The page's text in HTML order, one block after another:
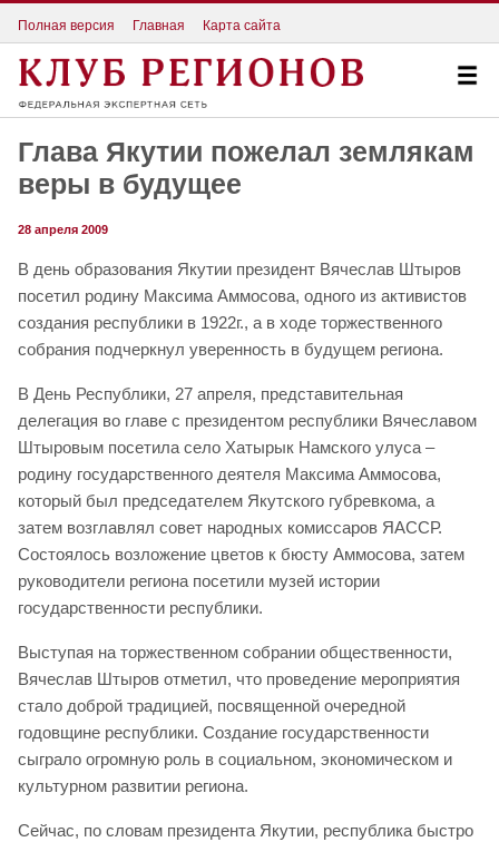
Полная версия Главная Карта сайта
Глава Якутии пожелал землякам
веры в будущее
28 апреля 2009
В день образования Якутии президент Вячеслав Штыров
посетил родину Максима Аммосова, одного из активистов
создания республики в 1922г., а в ходе торжественного
собрания подчеркнул уверенность в будущем региона.
В День Республики, 27 апреля, представительная
делегация во главе с президентом республики Вячеславом
Штыровым посетила село Хатырык Намского улуса –
родину государственного деятеля Максима Аммосова,
который был председателем Якутского губревкома, а
затем возглавлял совет народных комиссаров ЯАССР.
Состоялось возложение цветов к бюсту Аммосова, затем
руководители региона посетили музей истории
государственности республики.
Выступая на торжественном собрании общественности,
Вячеслав Штыров отметил, что проведение мероприятия
стало доброй традицией, посвященной очередной
годовщине республики. Создание государственности
сыграло огромную роль в социальном, экономическом и
культурном развитии региона.
Сейчас, по словам президента Якутии, республика быстро